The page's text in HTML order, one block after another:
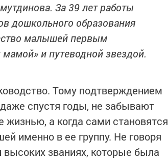
За 39 лет работы
дошкольного образования
малышей первым
и путеводной звездой.
Тому подтверждением
спустя годы, не забывают
жизнью, а когда сами становятся
именно в ее группу. Не говоря
званиях, которые была